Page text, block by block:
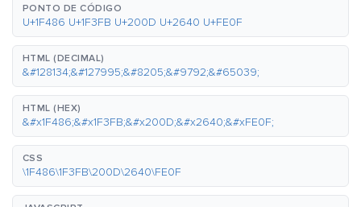
PONTO DE CÓDIGO
U+1F486 U+1F3FB U+200D U+2640 U+FE0F
HTML (DECIMAL)
&#128134;&#127995;&#8205;&#9792;&#65039;
HTML (HEX)
&#x1F486;&#x1F3FB;&#x200D;&#x2640;&#xFE0F;
CSS
\1F486\1F3FB\200D\2640\FE0F